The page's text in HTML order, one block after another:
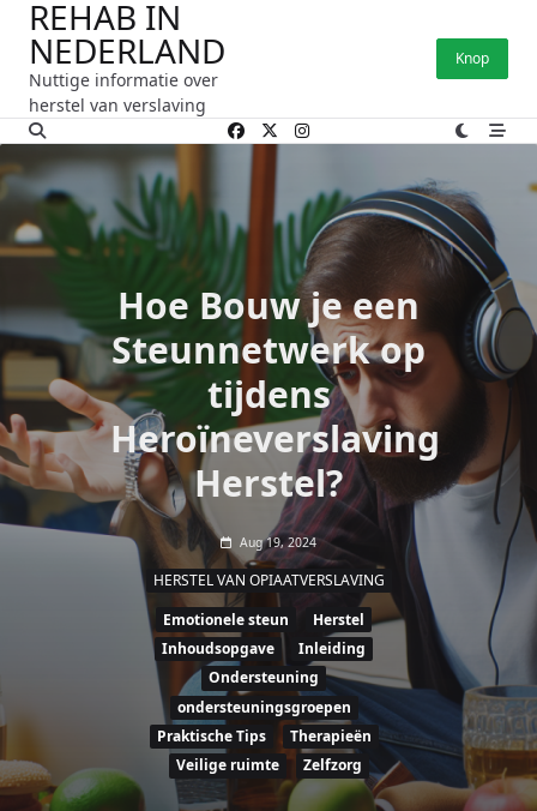
naar
inhoud
REHAB IN
NEDERLAND
Nuttige informatie over
herstel van verslaving
Knop
Hoe Bouw je een
Steunnetwerk op
tijdens
Heroïneverslaving
Herstel?
Aug 19, 2024
HERSTEL VAN OPIAATVERSLAVING
Emotionele steun
Herstel
Inhoudsopgave
Inleiding
Ondersteuning
ondersteuningsgroepen
Praktische Tips
Therapieën
Veilige ruimte
Zelfzorg